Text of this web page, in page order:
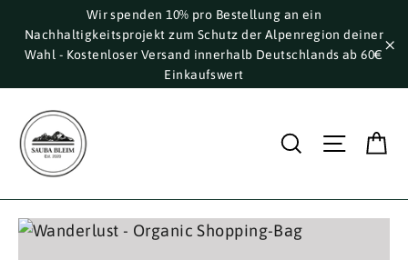
zum
Inhalt
Wir spenden 10% pro Bestellung an ein
Nachhaltigkeitsprojekt zum Schutz der Alpenregion deiner
Wahl - Kostenloser Versand innerhalb Deutschlands ab 60€
Einkaufswert
Suche